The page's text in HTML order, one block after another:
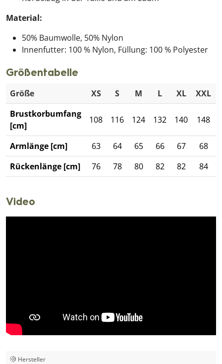
Material:
50% Baumwolle, 50% Nylon
Innenfutter: 100 % Nylon, Füllung: 100 % Polyester
Größentabelle
Größe XS S M L XL XXL
Brustkorbumfang
[cm]
108 116 124 132 140 148
Armlänge [cm] 63 64 65 66 67 68
Rückenlänge [cm]
76 78 80 82 82 84
Video
Hersteller